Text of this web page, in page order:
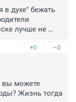
в духе" бежать
лучше не
что нужно
развитие в
китайцы),
сделать так,
НУЖНЫ дома,
+0 –0
вы можете
Жизнь тогда